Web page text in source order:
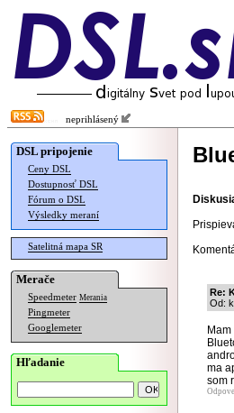
neprihlásený
DSL pripojenie
Ceny DSL
Dostupnosť DSL
Fórum o DSL
Výsledky meraní
Satelitná mapa SR
Merače
Speedmeter Merania
Pingmeter
Googlemeter
Hľadanie
Re:
Od:
ma
som